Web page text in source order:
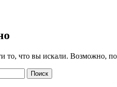
то, что вы искали. Возможно,